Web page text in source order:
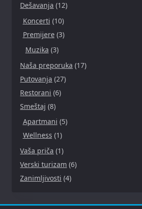
Dešavanja (12)
Koncerti (10)
Premijere(3)
Muzika (3)
Naša preporuka (17)
Putovanja (27)
Restorani (6)
Smeštaj (8)
Apartmani (5)
Wellness (1)
Vaša priča (1)
Verski turizam (6)
Zanimljivosti (4)